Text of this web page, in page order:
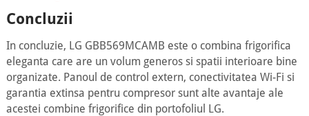
Concluzii
In concluzie, LG GBB569MCAMB este o combina frigorifica
eleganta care are un volum generos si spatii interioare bine
organizate. Panoul de control extern, conectivitatea Wi-Fi si
garantia extinsa pentru compresor sunt alte avantaje ale
acestei combine frigorifice din portofoliul LG.